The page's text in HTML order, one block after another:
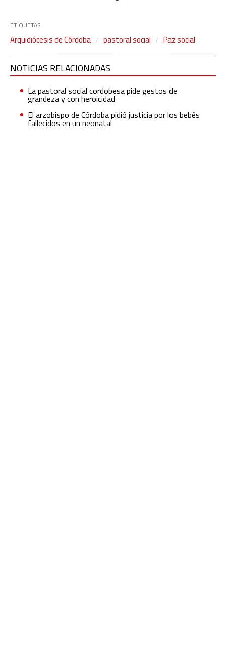
ETIQUETAS:
Arquidiócesis de Córdoba pastoral social Paz social
NOTICIAS RELACIONADAS
La pastoral social cordobesa pide gestos de
grandeza y con heroicidad
El arzobispo de Córdoba pidió justicia por los bebés
fallecidos en un neonatal